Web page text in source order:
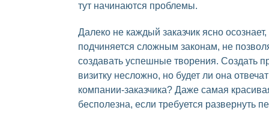
тут начинаются проблемы.
Далеко не каждый заказчик ясно
подчиняется сложным законам, не
создавать успешные творения. Создать
визитку несложно, но будет ли она
компании-заказчика? Даже самая
бесполезна, если требуется развернуть